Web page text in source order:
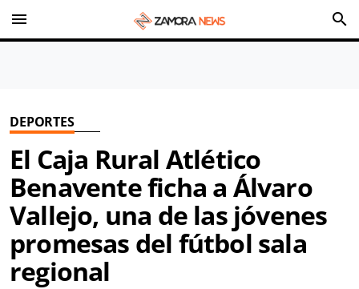
menu search
DEPORTES
El Caja Rural Atlético
Benavente ficha a Álvaro
Vallejo, una de las jóvenes
promesas del fútbol sala
regional